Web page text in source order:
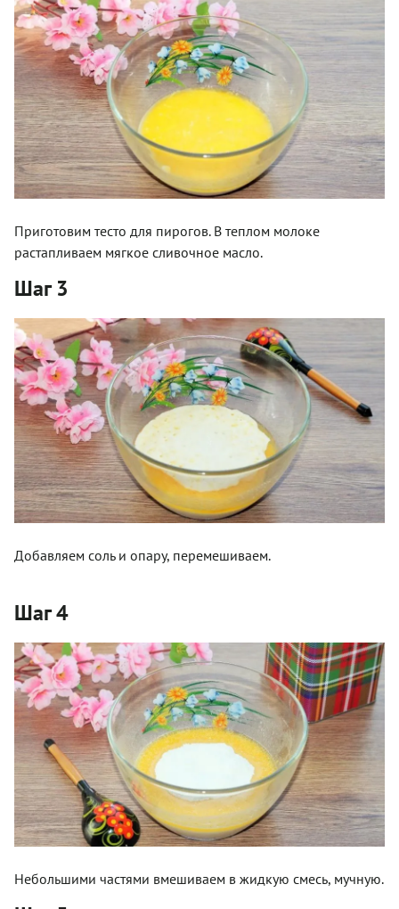
Приготовим тесто для пирогов. В теплом молоке
растапливаем мягкое сливочное масло.
Шаг 3
Добавляем соль и опару, перемешиваем.
Шаг 4
Небольшими частями вмешиваем в жидкую смесь, мучную.